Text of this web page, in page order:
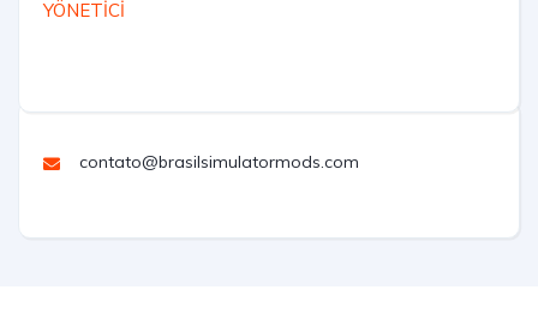
YÖNETİCİ
contato@brasilsimulatormods.com